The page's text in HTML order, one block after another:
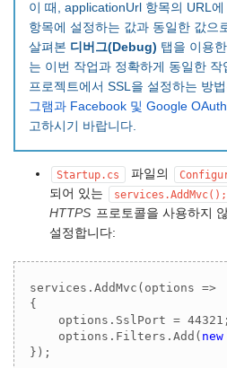
이 때, applicationUrl 항목의 URL
항목에 설정하는 값과 동일한 값으
살펴본 디버그(Debug) 탭을 이용
는 이번 작업과 정확하게 동일한
프로젝트에서 SSL을 설정하는 방
그램과 Facebook 및 Google
고하시기 바랍니다.
Startup.cs 파일의
되어 있는
services.AddMvc();
HTTPS 프로토콜을 사용하지
설정합니다:
services.AddMvc(options =>
{
    options.SslPort =
44321 ;
    options.Filters.Add(
new
});